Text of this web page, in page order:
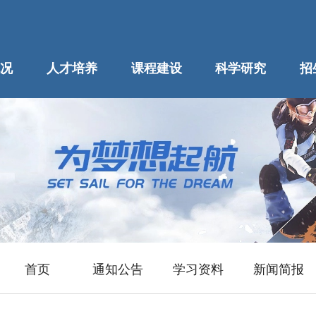
人才培养 课程建设 科学研究 招
首页 通知公告 学习资料 新闻简报